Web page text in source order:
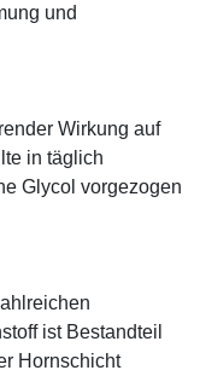
und
Wirkung auf
in täglich
Glycol vorgezogen
ist Bestandteil
Hornschicht